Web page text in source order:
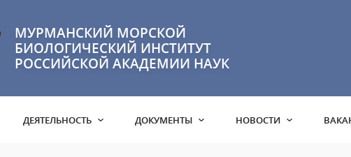
МУРМАНСКИЙ МОРСКОЙ
БИОЛОГИЧЕСКИЙ ИНСТИТУТ
РОССИЙСКОЙ АКАДЕМИИ НАУК
ДЕЯТЕЛЬНОСТЬ ДОКУМЕНТЫ НОВОСТИ